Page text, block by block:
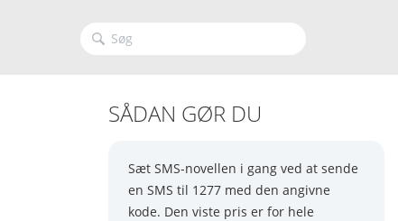
SÅDAN GØR DU
Sæt SMS-novellen i gang ved at sende
en SMS til 1277 med den angivne
kode. Den viste pris er for hele